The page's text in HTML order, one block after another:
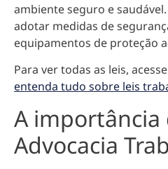
ambiente seguro e
adotar medidas de
equipamentos de proteção
Para ver todas as leis,
entenda tudo sobre leis
A importância
Advocacia